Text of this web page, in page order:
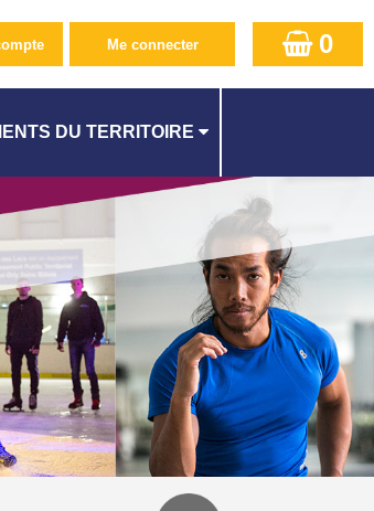
0
DU TERRITOIRE
MUFFAT AU KREMLIN-BICÊTRE
À ATHIS-MONS
BERLIOUX À JUVISY
CACHAN
L'HAŸ-LES-ROSES
MANOUCHIAN À FRESNES
LACS À VIRY-CHATILLON
YOURI GAGARINE À VILLEJUIF